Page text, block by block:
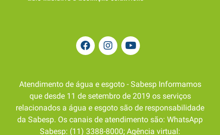
Atendimento de água e esgoto - Sabesp Informamos
que desde 11 de setembro de 2019 os serviços
relacionados a água e esgoto são de responsabilidade
da Sabesp. Os canais de atendimento são: WhatsApp
Sabesp: (11) 3388-8000; Agência virtual: